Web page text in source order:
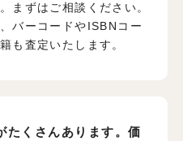
まずはご相談ください。
バーコードやISBNコー
も査定いたします。
たくさんあります。価